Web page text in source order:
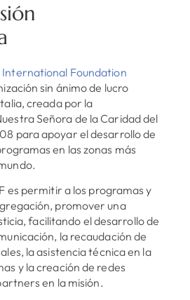
International Foundation
sin ánimo de lucro
creada por la
Señora de la Caridad del
para apoyar el desarrollo de
en las zonas más
es permitir a los programas y
promover una
facilitando el desarrollo de
la recaudación de
la asistencia técnica en la
y la creación de redes
en la misión.